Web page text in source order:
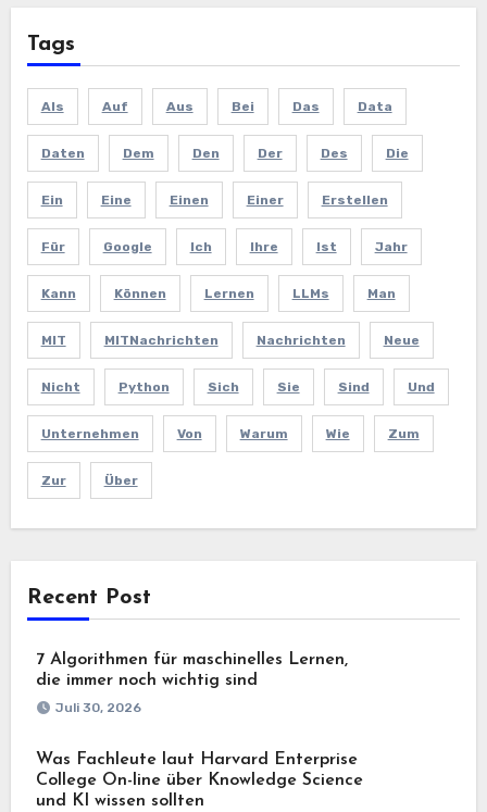
Tags
Als Auf Aus Bei Das Data
Daten Dem Den Der Des Die
Ein Eine Einen Einer Erstellen
Für Google Ich Ihre Ist Jahr
Kann Können Lernen LLMs Man
MIT MITNachrichten Nachrichten Neue
Nicht Python Sich Sie Sind Und
Unternehmen Von Warum Wie Zum
Zur Über
Recent Post
7 Algorithmen für maschinelles Lernen,
die immer noch wichtig sind
Juli 30, 2026
Was Fachleute laut Harvard Enterprise
College On-line über Knowledge Science
und KI wissen sollten